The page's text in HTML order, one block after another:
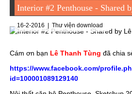
Shared by Lê Thanh
Interior #2 Penthouse - Shared
16-2-2016 | Thư viện download
Cám ơn bạn Lê Thanh Tùng đã chia
https://www.facebook.com/
id=100001089129140